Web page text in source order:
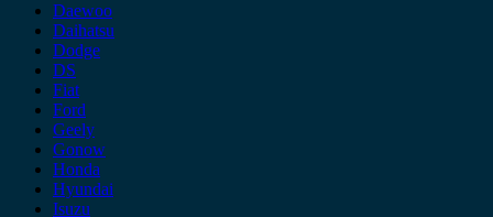
Daewoo
Daihatsu
Dodge
DS
Fiat
Ford
Geely
Gonow
Honda
Hyundai
Isuzu